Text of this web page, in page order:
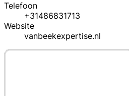
Telefoon
+31486831713
Website
vanbeekexpertise.nl